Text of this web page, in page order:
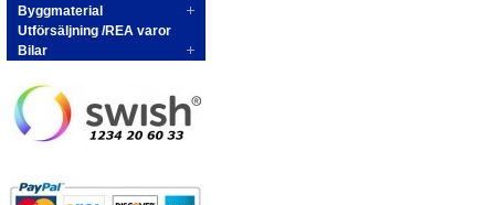
Byggmaterial
Utförsäljning /REA varor
Bilar